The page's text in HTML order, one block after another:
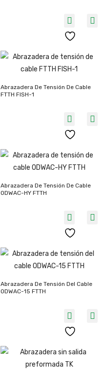
Abrazadera De Tensión De Cable
FTTH FISH-1
Abrazadera De Tensión De Cable
ODWAC-HY FTTH
Abrazadera De Tensión Del Cable
ODWAC-15 FTTH